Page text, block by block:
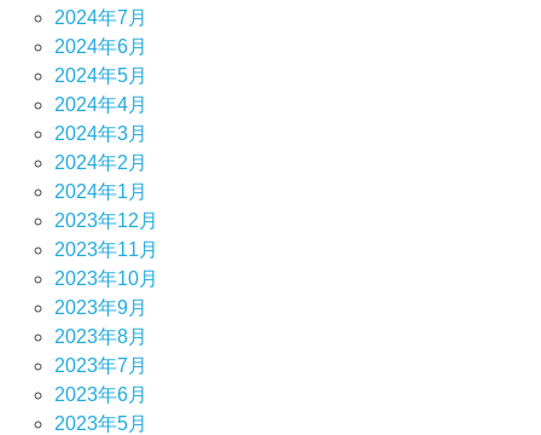
2024年7月
2024年6月
2024年5月
2024年4月
2024年3月
2024年2月
2024年1月
2023年12月
2023年11月
2023年10月
2023年9月
2023年8月
2023年7月
2023年6月
2023年5月